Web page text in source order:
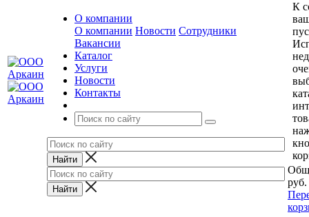
О компании
О компании Новости Сотрудники
Вакансии
Каталог
Услуги
Новости
Контакты
К
руб.